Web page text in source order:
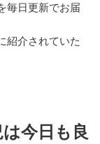
毎日更新でお届
紹介されていた
今日も良